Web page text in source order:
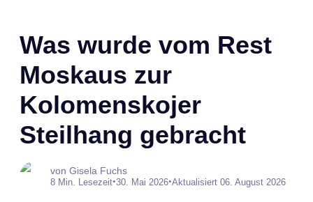
Was wurde vom Rest
Moskaus zur
Kolomenskojer
Steilhang gebracht
von Gisela Fuchs
8 Min. Lesezeit•30. Mai 2026•Aktualisiert 06. August 2026